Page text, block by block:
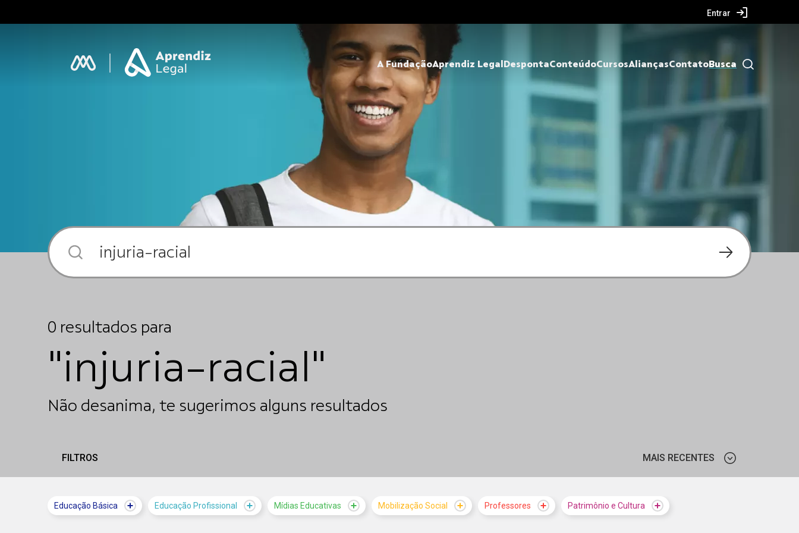
Entrar
A FundaçãoAprendiz Legal DespontaConteúdoCursosAliançasContatoBusca
0 resultados para
"injuria-racial"
Não desanima, te sugerimos alguns resultados
FILTROS MAIS RECENTES
Educação Básica Educação Profissional Mídias Educativas Mobilização Social Professores Patrimônio e Cultura